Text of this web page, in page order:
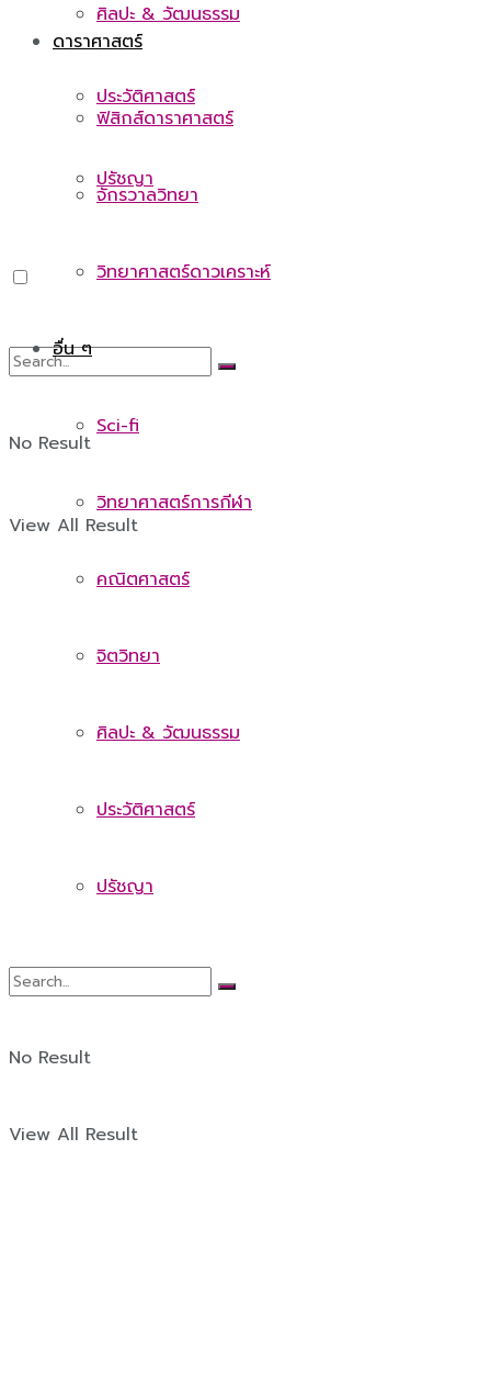
ศิลปะ & วัฒนธรรม
ประวัติศาสตร์
ปรัชญา
No Result
View All Result
ดาราศาสตร์
ฟิสิกส์ดาราศาสตร์
จักรวาลวิทยา
วิทยาศาสตร์ดาวเคราะห์
อื่น ๆ
Sci-fi
วิทยาศาสตร์การกีฬา
คณิตศาสตร์
จิตวิทยา
ศิลปะ & วัฒนธรรม
ประวัติศาสตร์
ปรัชญา
No Result
View All Result